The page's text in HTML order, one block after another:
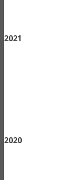
2021
2020